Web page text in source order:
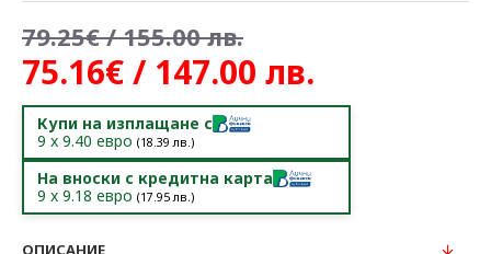
75.16€ / 147.00 лв.
79.25€ / 155.00 лв.
Купи на изплащане с
9 x 9.40 евро (18.39 лв.)
На вноски с кредитна карта
9 x 9.18 евро (17.95лв.)
ОПИСАНИЕ